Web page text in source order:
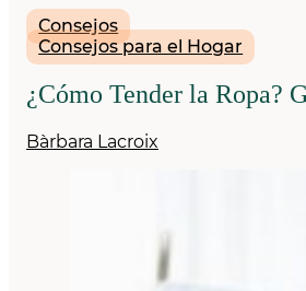
Consejos
Consejos para el Hogar
¿Cómo Tender la Ropa?
Bàrbara Lacroix